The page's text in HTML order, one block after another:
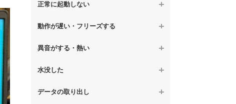
正常に起動しない
【デスクトップPC】電源を押しても反応が
【デスクトップPC】電源を入れても何も表
が固まる
動作が遅い・フリーズする
【デスクトップPC】操作中の動作が遅い
題
異音がする・熱い
【デスクトップPC】パソコンから異音がす
【デスクトップPC】パソコン本体が熱い
水没した
【デスクトップPC】水没してパソコンが動
データの取り出し